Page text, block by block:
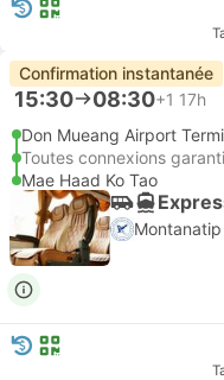
Confirmation instantanée
15:30 08:30+1 17h
Don Mueang Airport
Toutes connexions
Mae Haad Ko Tao
Montanatip